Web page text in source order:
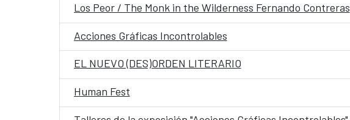
Los Peor / The Monk in the Wilderness Fernando Contreras
Acciones Gráficas Incontrolables
EL NUEVO (DES)ORDEN LITERARIO
Human Fest